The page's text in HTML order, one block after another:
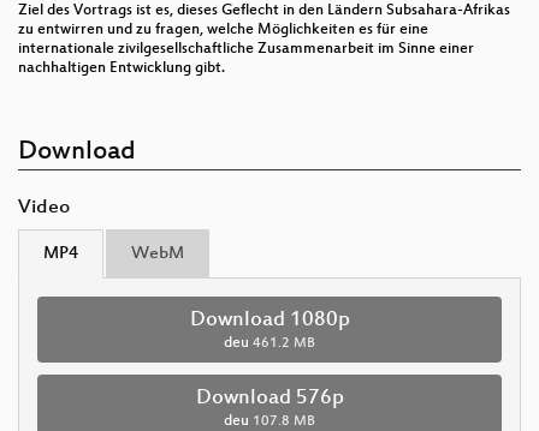
Ziel des Vortrags ist es, dieses Geflecht in den Ländern Subsahara-Afrikas
zu entwirren und zu fragen, welche Möglichkeiten es für eine
internationale zivilgesellschaftliche Zusammenarbeit im Sinne einer
nachhaltigen Entwicklung gibt.
Download
Video
MP4 WebM
Download 1080p
deu 461.2 MB
Download 576p
deu 107.8 MB